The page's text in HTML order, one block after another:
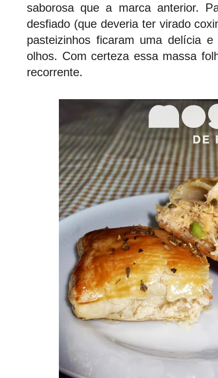
saborosa que a marca anterior.
desfiado (que deveria ter virado
pasteizinhos ficaram uma delícia
olhos. Com certeza essa massa
recorrente.